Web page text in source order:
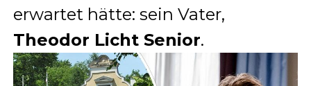
erwartet hätte: sein Vater,
Theodor Licht Senior.